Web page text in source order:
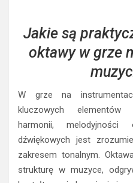
oktawy w grze
W grze na
harmonii, melodyjności
dźwiękowych jest
zakresem tonalnym.
strukturę w muzyce,
kształtowaniu brzmienia i
Poznajmy więc